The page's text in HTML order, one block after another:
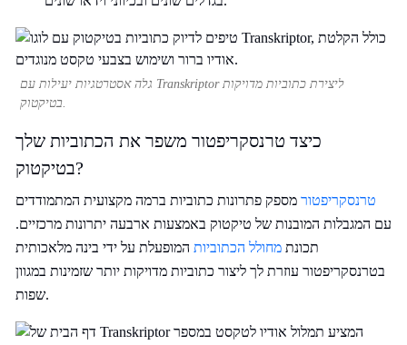
גלה אסטרטגיות יעילות עם Transkriptor ליצירת כתוביות מדויקות
בטיקטוק.
כיצד טרנסקריפטור משפר את הכתוביות שלך
בטיקטוק?
טרנסקריפטור מספק פתרונות כתוביות ברמה מקצועית המתמודדים
עם המגבלות המובנות של טיקטוק באמצעות ארבעה יתרונות מרכזיים.
תכונת מחולל הכתוביות המופעלת על ידי בינה מלאכותית
בטרנסקריפטור עוזרת לך ליצור כתוביות מדויקות יותר שזמינות במגוון
שפות.